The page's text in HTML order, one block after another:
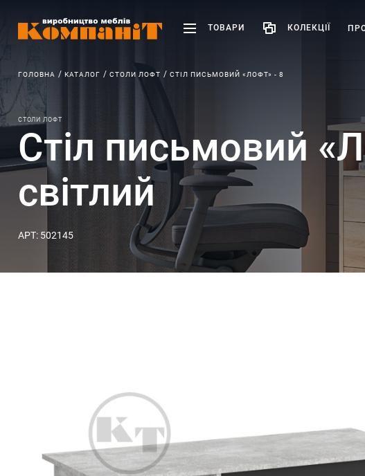
ТОВАРИ КОЛЕКЦІЇ
ГОЛОВНА КАТАЛОГ СТОЛИ ЛОФТ СТІЛ ПИСЬМОВИЙ «ЛОФТ» - 8
СТОЛИ ЛОФТ
Стіл письмовий
світлий
АРТ: 502145